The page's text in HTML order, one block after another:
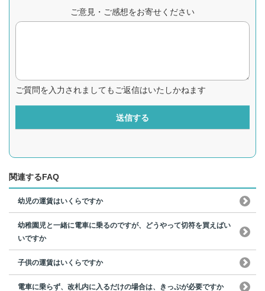
ご意見・ご感想をお寄せください
ご質問を入力されましてもご返信はいたしかねます
送信する
関連するFAQ
幼児の運賃はいくらですか
幼稚園児と一緒に電車に乗るのですが、どうやって切符を買えばい
いですか
子供の運賃はいくらですか
電車に乗らず、改札内に入るだけの場合は、きっぷが必要ですか